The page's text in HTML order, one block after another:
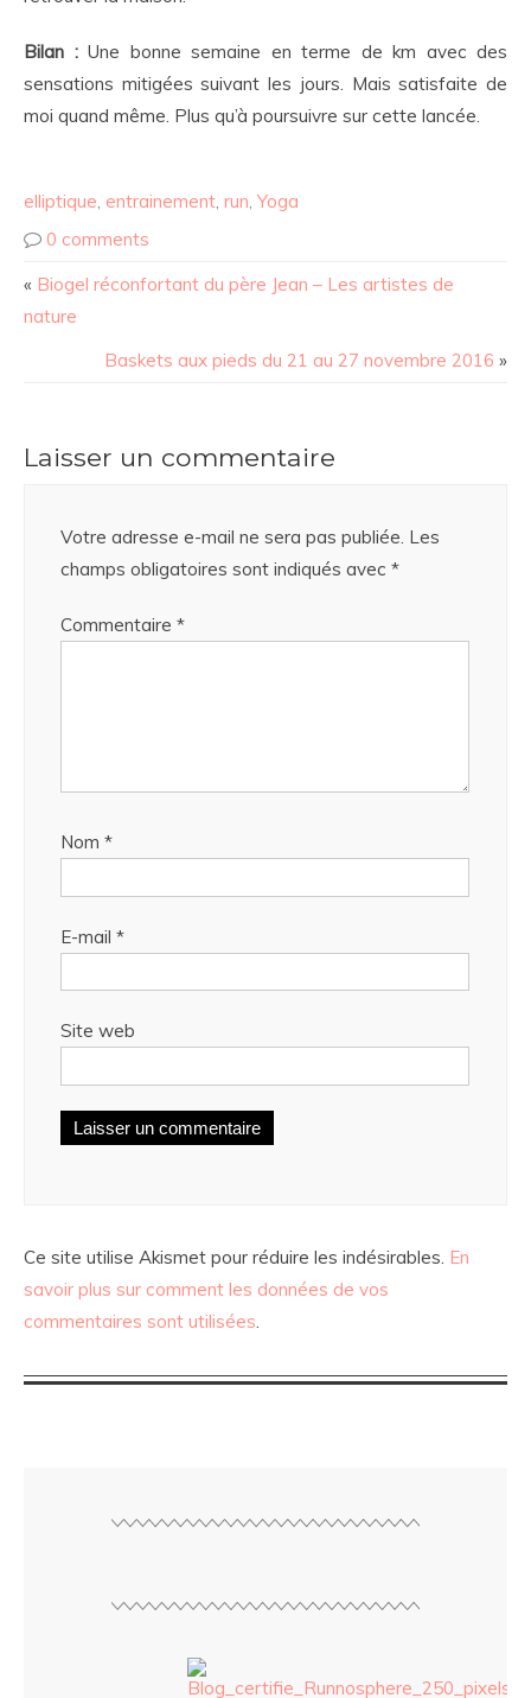
Bilan :Une bonne semaine en terme de km avec des
sensations mitigées suivant les jours. Mais satisfaite de
moi quand même. Plus qu’à poursuivre sur cette lancée.
elliptique, entrainement, run, Yoga
0 comments
« Biogel réconfortant du père Jean – Les artistes de
nature
Baskets aux pieds du 21 au 27 novembre 2016 »
Laisser un commentaire
Votre adresse e-mail ne sera pas publiée. Les
champs obligatoires sont indiqués avec *
Commentaire *
Nom *
E-mail *
Site web
Ce site utilise Akismet pour réduire les indésirables. En
savoir plus sur comment les données de vos
commentaires sont utilisées.